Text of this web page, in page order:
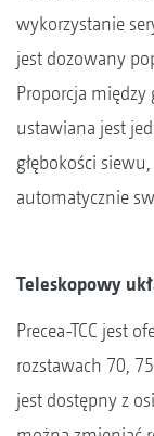
wykorzystanie
jest dozowany
Proporcja
ustawiana jest
głębokości
automatycznie
Teleskopowy
Precea-TCC jest
rozstawach 70,
jest dostępny z